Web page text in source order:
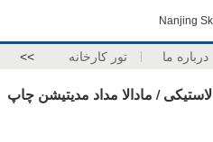
Nanjing
درباره ما تور کارخانه >>
/ مادالا مداد مدیتیشن چاپ